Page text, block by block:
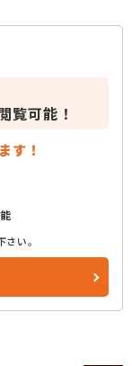
覧可能！
す！
い。